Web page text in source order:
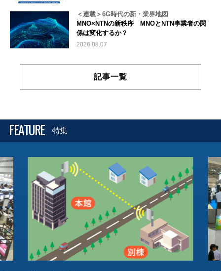
＜連載＞6G時代の新・業界地図
MNO×NTNの新秩序 MNOとNTN事業者の関
係は変化するか？
2026.08.07
記事一覧
FEATURE 特集